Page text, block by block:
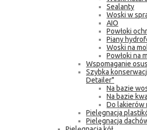
Sealanty
Woski w
AIO
Powłoki
Piany
Woski na
Powłoki na
Wspomaganie
Szybka
Detailer"
Na bazie
Na bazie
Do lakierów
Pielęgnacja
Pielęgnacja